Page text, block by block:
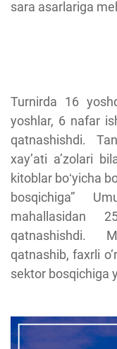
sara asarlariga
Turnirda 16
yoshlar, 6 nafar
qatnashishdi.
xay’ati a’zolari
kitoblar boʻyicha
bosqichiga”
mahallasidan
qatnashishdi.
qatnashib, faxrli
sektor bosqichiga